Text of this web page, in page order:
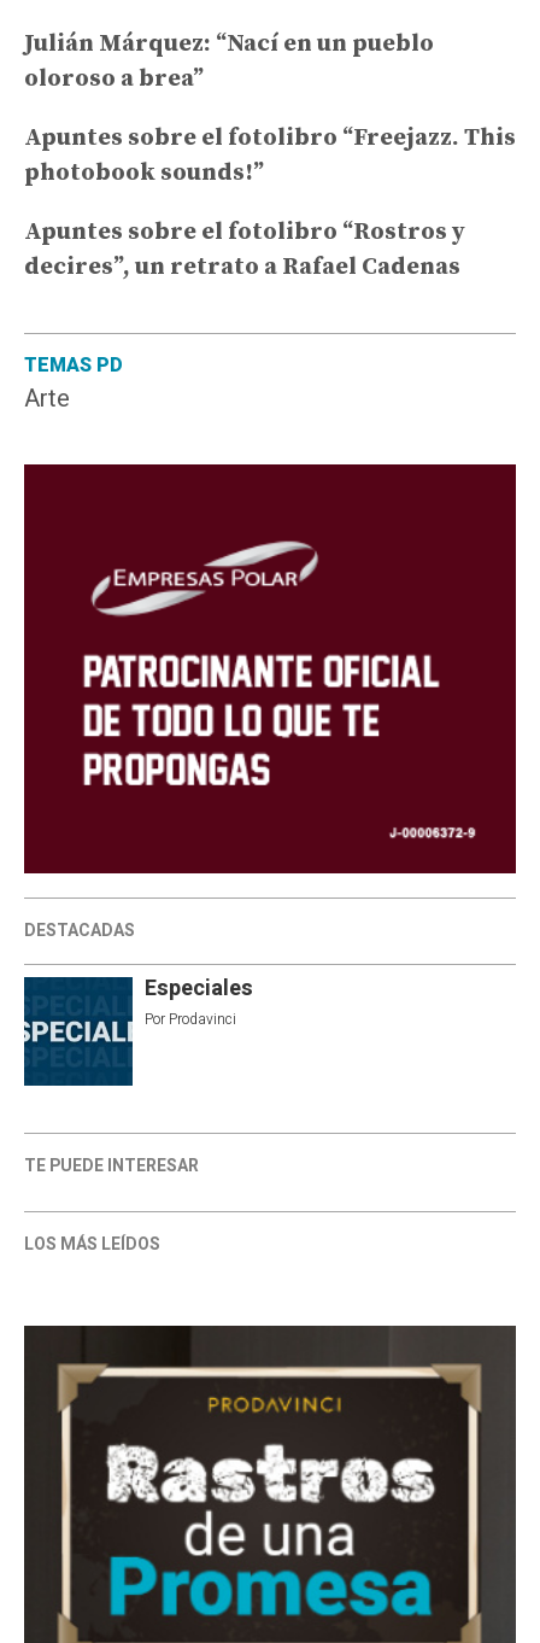
TEMAS PD
Arte
DESTACADAS
Especiales
Por Prodavinci
TE PUEDE INTERESAR
LOS MÁS LEÍDOS
Julián Márquez: “Nací en un pueblo
oloroso a brea”
Apuntes sobre el fotolibro “Freejazz. This
photobook sounds!”
Apuntes sobre el fotolibro “Rostros y
decires”, un retrato a Rafael Cadenas